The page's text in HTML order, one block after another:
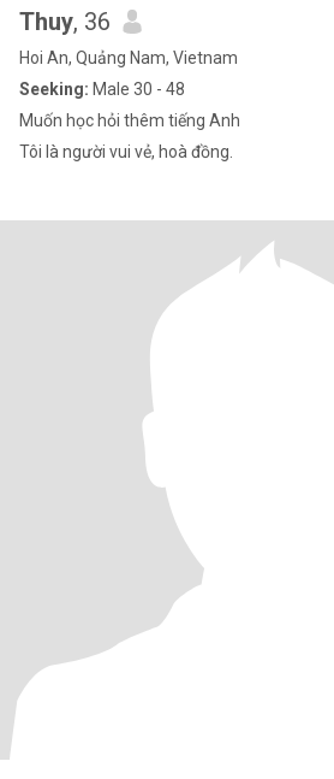
Thuy, 36
Hoi An, Quảng Nam, Vietnam
Seeking: Male 30 - 48
Muốn học hỏi thêm tiếng Anh
Tôi là người vui vẻ, hoà đồng.